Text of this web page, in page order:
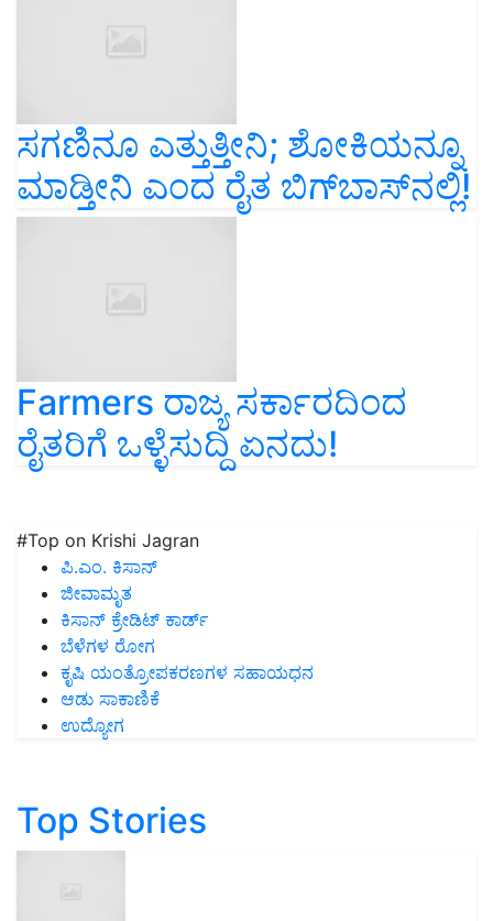
ಸಗಣಿನೂ ಎತ್ತುತ್ತೀನಿ; ಶೋಕಿಯನ್ನೂ
ಮಾಡ್ತೀನಿ ಎಂದ ರೈತ ಬಿಗ್‌ಬಾಸ್‌ನಲ್ಲಿ!
Farmers ರಾಜ್ಯ ಸರ್ಕಾರದಿಂದ
ರೈತರಿಗೆ ಒಳ್ಳೆಸುದ್ದಿ ಏನದು!
#Top on Krishi Jagran
ಪಿ.ಎಂ. ಕಿಸಾನ್
ಜೀವಾಮೃತ
ಕಿಸಾನ್ ಕ್ರೇಡಿಟ್ ಕಾರ್ಡ್
ಬೆಳೆಗಳ ರೋಗ
ಕೃಷಿ ಯಂತ್ರೋಪಕರಣಗಳ ಸಹಾಯಧನ
ಆಡು ಸಾಕಾಣಿಕೆ
ಉದ್ಯೋಗ
Top Stories